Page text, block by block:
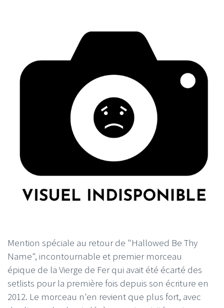
Mention spéciale au retour de "Hallowed Be Thy
Name", incontournable et premier morceau
épique de la Vierge de Fer qui avait été écarté des
setlists pour la première fois depuis son écriture en
2012. Le morceau n'en revient que plus fort, avec